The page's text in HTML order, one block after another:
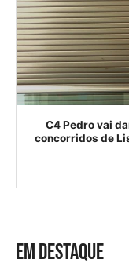
C4 Pedro vai
concorridos de
EM DESTAQUE